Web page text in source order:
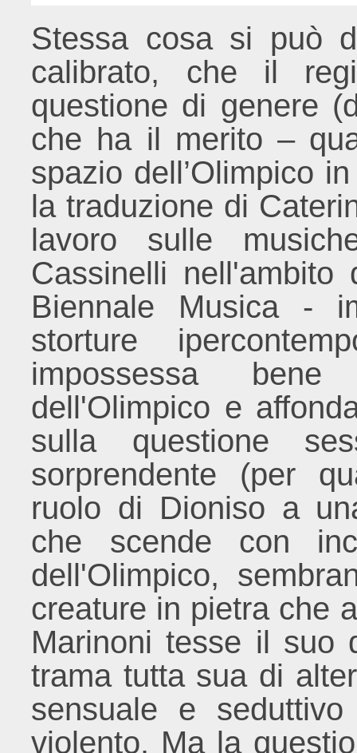
Stessa cosa si può
calibrato, che il
questione di genere
che ha il merito –
spazio dell’Olimpico
la traduzione di
lavoro sulle
Cassinelli nell'ambito
Biennale Musica -
storture
impossessa
dell'Olimpico e
sulla questione
sorprendente (per
ruolo di Dioniso a
che scende con
dell'Olimpico,
creature in pietra che
Marinoni tesse il suo
trama tutta sua di
sensuale e
violento. Ma la